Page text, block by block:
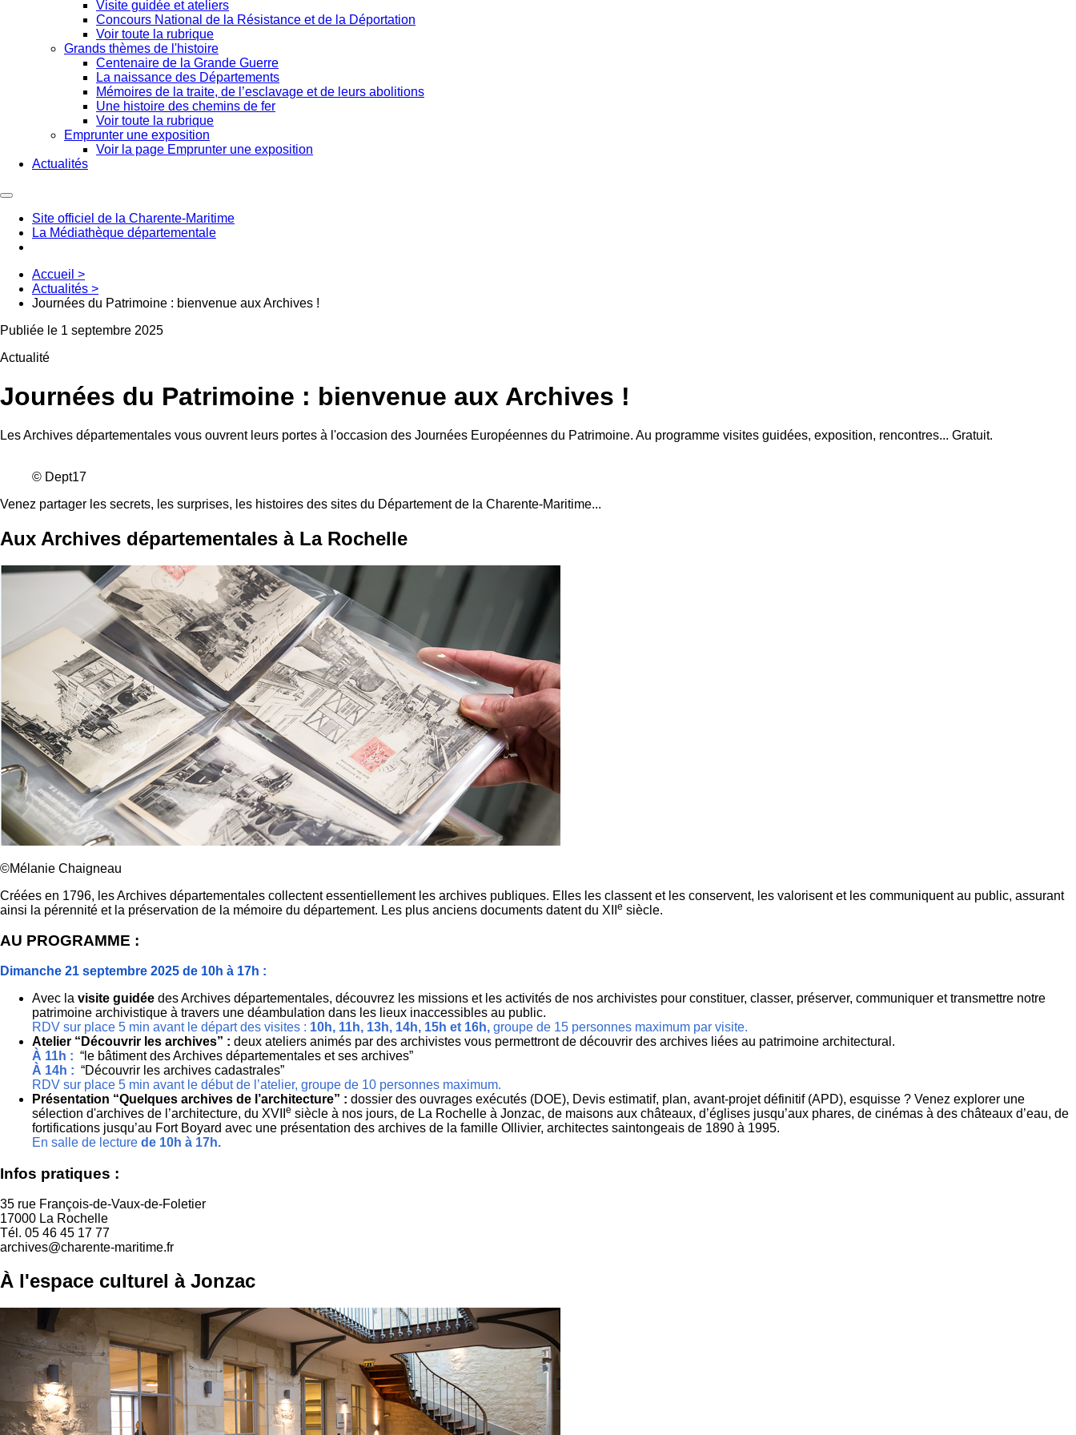
Visite guidée et ateliers
Concours National de la Résistance et de la Déportation
Voir toute la rubrique
Grands thèmes de l'histoire
Centenaire de la Grande Guerre
La naissance des Départements
Mémoires de la traite, de l’esclavage et de leurs abolitions
Une histoire des chemins de fer
Voir toute la rubrique
Emprunter une exposition
Voir la page Emprunter une exposition
Actualités
Site officiel de la Charente-Maritime
La Médiathèque départementale
Accueil >
Actualités >
Journées du Patrimoine : bienvenue aux Archives !
Publiée le 1 septembre 2025
Actualité
Journées du Patrimoine : bienvenue aux Archives !
Les Archives départementales vous ouvrent leurs portes à l'occasion des Journées Européennes du Patrimoine. Au programme visites guidées, exposition, rencontres... Gratuit.
© Dept17
Venez partager les secrets, les surprises, les histoires des sites du Département de la Charente-Maritime...
Aux Archives départementales à La Rochelle
©Mélanie Chaigneau
Créées en 1796, les Archives départementales collectent essentiellement les archives publiques. Elles les classent et les conservent, les valorisent et les communiquent au public, assurant
ainsi la pérennité et la préservation de la mémoire du département. Les plus anciens documents datent du XII
e siècle.
AU PROGRAMME :
Dimanche 21 septembre 2025 de 10h à 17h :
Avec la visite guidée des Archives départementales, découvrez les missions et les activités de nos archivistes pour constituer, classer, préserver, communiquer et transmettre notre
patrimoine archivistique à travers une déambulation dans les lieux inaccessibles au public.
RDV sur place 5 min avant le départ des visites : 10h, 11h, 13h, 14h, 15h et 16h, groupe de 15 personnes maximum par visite.
Atelier “Découvrir les archives” : deux ateliers animés par des archivistes vous permettront de découvrir des archives liées au patrimoine architectural.
À 11h : “le bâtiment des Archives départementales et ses archives”
À 14h : “Découvrir les archives cadastrales”
RDV sur place 5 min avant le début de l’atelier, groupe de 10 personnes maximum.
Présentation “Quelques archives de l’architecture” : dossier des ouvrages exécutés (DOE), Devis estimatif, plan, avant-projet définitif (APD), esquisse ? Venez explorer une
sélection d'archives de l’architecture, du XVII e siècle à nos jours, de La Rochelle à Jonzac, de maisons aux châteaux, d’églises jusqu’aux phares, de cinémas à des châteaux d’eau, de
fortifications jusqu’au Fort Boyard avec une présentation des archives de la famille Ollivier, architectes saintongeais de 1890 à 1995.
En salle de lecture de 10h à 17h.
Infos pratiques :
35 rue François-de-Vaux-de-Foletier
17000 La Rochelle
Tél. 05 46 45 17 77
archives@charente-maritime.fr
À l'espace culturel à Jonzac